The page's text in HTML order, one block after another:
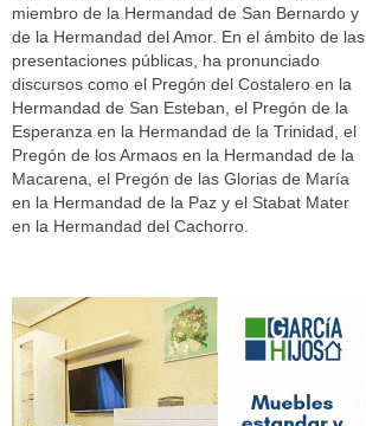
miembro de la Hermandad de San Bernardo y
de la Hermandad del Amor. En el ámbito de las
presentaciones públicas, ha pronunciado
discursos como el Pregón del Costalero en la
Hermandad de San Esteban, el Pregón de la
Esperanza en la Hermandad de la Trinidad, el
Pregón de los Armaos en la Hermandad de la
Macarena, el Pregón de las Glorias de María
en la Hermandad de la Paz y el Stabat Mater
en la Hermandad del Cachorro.